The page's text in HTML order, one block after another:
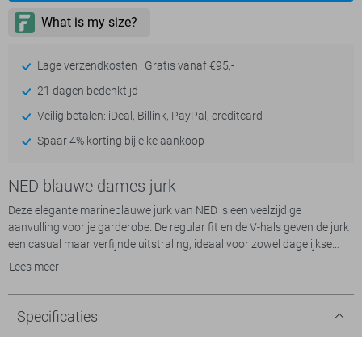
Lage verzendkosten | Gratis vanaf €95,-
21 dagen bedenktijd
Veilig betalen: iDeal, Billink, PayPal, creditcard
Spaar 4% korting bij elke aankoop
NED blauwe dames jurk
Deze elegante marineblauwe jurk van NED is een veelzijdige
aanvulling voor je garderobe. De regular fit en de V-hals geven de jurk
een casual maar verfijnde uitstraling, ideaal voor zowel dagelijkse
situaties als informele bijeenkomsten. Door de korte mouwen en
gebruik van hoogwaardig materiaal, bestaande uit 76% polyamide en
24% elastan, biedt een lichte stretch en een zachte, luxe feel.
De jurk kan moeiteloos worden gecombineerd met verschillende
Lees meer
Specificaties